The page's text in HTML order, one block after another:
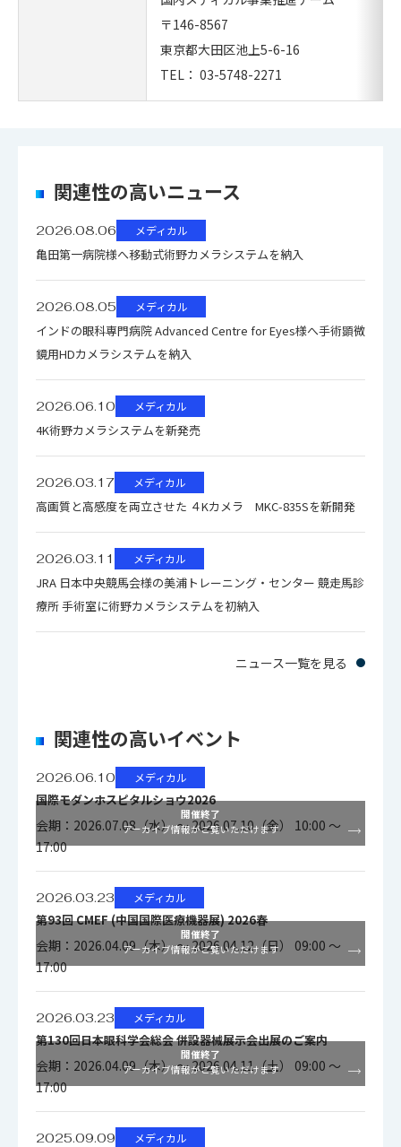
〒146-8567
東京都大田区池上5-6-16
TEL： 03-5748-2271
関連性の高いニュース
2026.08.06 メディカル
亀田第一病院様へ移動式術野カメラシステムを納入
2026.08.05 メディカル
インドの眼科専門病院 Advanced Centre for Eyes様へ手術顕微
鏡用HDカメラシステムを納入
2026.06.10 メディカル
4K術野カメラシステムを新発売
2026.03.17 メディカル
高画質と高感度を両立させた ４Kカメラ MKC-835Sを新開発
2026.03.11 メディカル
JRA 日本中央競馬会様の美浦トレーニング・センター 競走馬診
療所 手術室に術野カメラシステムを初納入
ニュース一覧を見る
関連性の高いイベント
2026.06.10 メディカル
国際モダンホスピタルショウ2026
会期：2026.07.08（水） ～ 2026.07.10（金） 10:00 ～
17:00
開催終了
アーカイブ情報がご覧いただけます
2026.03.23 メディカル
第93回 CMEF (中国国際医療機器展) 2026春
会期：2026.04.09（木） ～ 2026.04.12（日） 09:00 ～
17:00
開催終了
アーカイブ情報がご覧いただけます
2026.03.23 メディカル
第130回日本眼科学会総会 併設器械展示会出展のご案内
会期：2026.04.09（木） ～ 2026.04.11（土） 09:00 ～
17:00
開催終了
アーカイブ情報がご覧いただけます
2025.09.09 メディカル